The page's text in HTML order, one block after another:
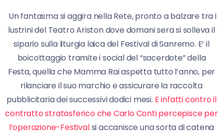
Un fantasma si aggira nella Rete, pronto a balzare tra i
lustrini del Teatro Ariston dove domani sera si solleva il
sipario sulla liturgia laica del Festival di Sanremo. E’ il
boicottaggio tramite i social del “sacerdote” della
Festa, quella che Mamma Rai aspetta tutto l’anno, per
rilanciare il suo marchio e assicurare la raccolta
pubblicitaria dei successivi dodici mesi. E infatti contro il
contratto stratosferico che Carlo Conti percepisce per
l’operazione-Festivalsi accanisce una sorta di catena